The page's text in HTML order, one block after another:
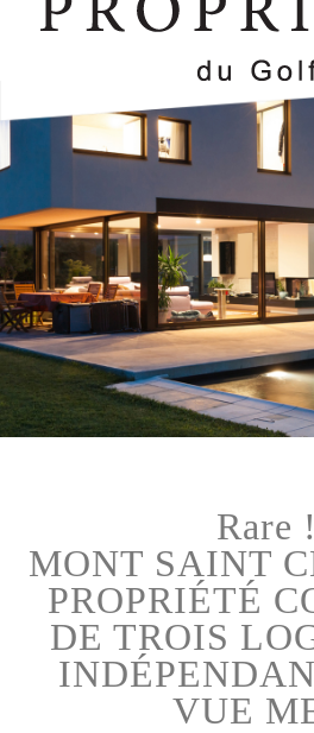
rare !
MONT SAINT
PROPRIÉTÉ
DE TROIS
VUE